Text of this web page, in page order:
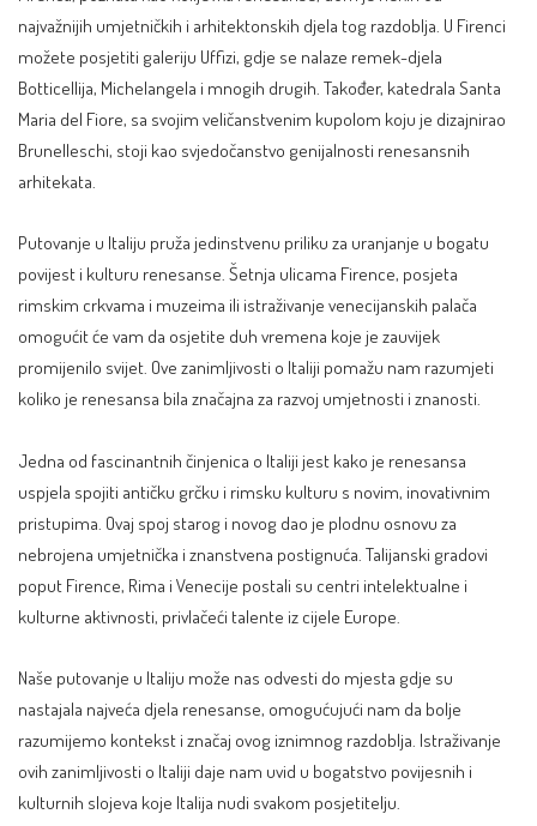
najvažnijih umjetničkih i arhitektonskih djela tog razdoblja. U Firenci
možete posjetiti galeriju Uffizi, gdje se nalaze remek-djela
Botticellija, Michelangela i mnogih drugih. Također, katedrala Santa
Maria del Fiore, sa svojim veličanstvenim kupolom koju je dizajnirao
Brunelleschi, stoji kao svjedočanstvo genijalnosti renesansnih
arhitekata.
Putovanje u Italiju pruža jedinstvenu priliku za uranjanje u bogatu
povijest i kulturu renesanse. Šetnja ulicama Firence, posjeta
rimskim crkvama i muzeima ili istraživanje venecijanskih palača
omogućit će vam da osjetite duh vremena koje je zauvijek
promijenilo svijet. Ove zanimljivosti o Italiji pomažu nam razumjeti
koliko je renesansa bila značajna za razvoj umjetnosti i znanosti.
Jedna od fascinantnih činjenica o Italiji jest kako je renesansa
uspjela spojiti antičku grčku i rimsku kulturu s novim, inovativnim
pristupima. Ovaj spoj starog i novog dao je plodnu osnovu za
nebrojena umjetnička i znanstvena postignuća. Talijanski gradovi
poput Firence, Rima i Venecije postali su centri intelektualne i
kulturne aktivnosti, privlačeći talente iz cijele Europe.
Naše putovanje u Italiju može nas odvesti do mjesta gdje su
nastajala najveća djela renesanse, omogućujući nam da bolje
razumijemo kontekst i značaj ovog iznimnog razdoblja. Istraživanje
ovih zanimljivosti o Italiji daje nam uvid u bogatstvo povijesnih i
kulturnih slojeva koje Italija nudi svakom posjetitelju.